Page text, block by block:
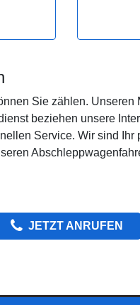
Sie zählen.
beziehen unsere
Service. Wir sind
JETZT ANRUFEN